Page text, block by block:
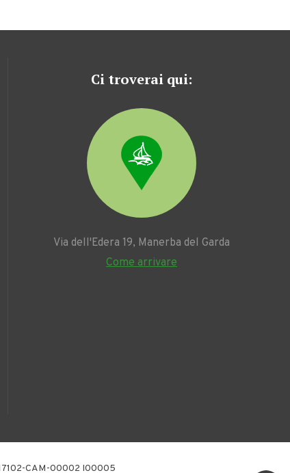
Ci troverai qui:
Via dell'Edera 19, Manerba del Garda
Come arrivare
CAM-00002 I00005